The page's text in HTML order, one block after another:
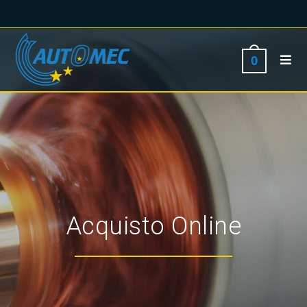
0
Acquisto Online